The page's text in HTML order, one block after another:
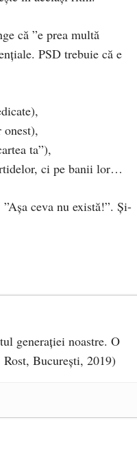
că ”e prea multă
PSD trebuie că e
ta”),
ci pe banii lor…
ceva nu există!”. Și-
generației noastre. O
Rost, București, 2019)